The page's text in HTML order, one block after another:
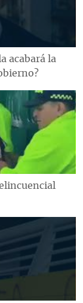
acabará la